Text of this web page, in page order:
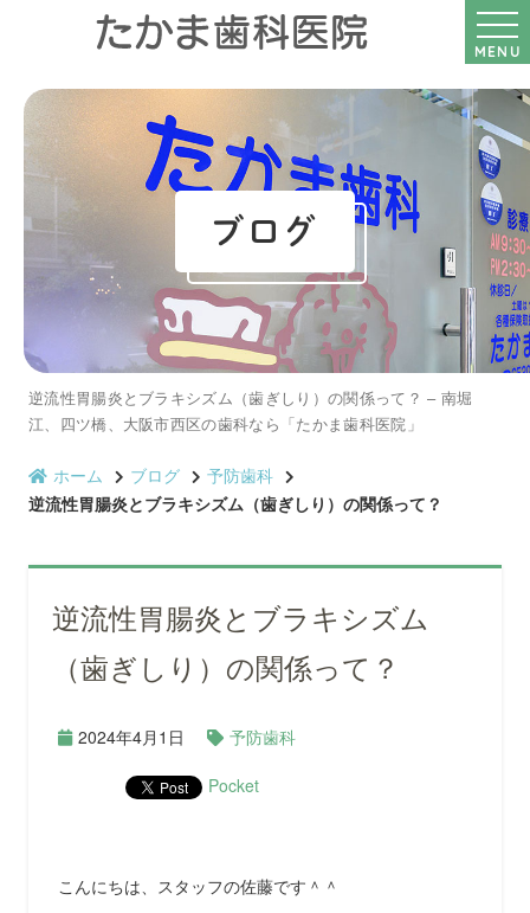
MENU
ブログ
逆流性胃腸炎とブラキシズム（歯ぎしり）の関係って？ – 南堀
江、四ツ橋、大阪市西区の歯科なら「たかま歯科医院」
ホーム ブログ
予防歯科
逆流性胃腸炎とブラキシズム（歯ぎしり）の関係って？
逆流性胃腸炎とブラキシズム
（歯ぎしり）の関係って？
2024年4月1日 予防歯科
Pocket
こんにちは、スタッフの佐藤です＾＾